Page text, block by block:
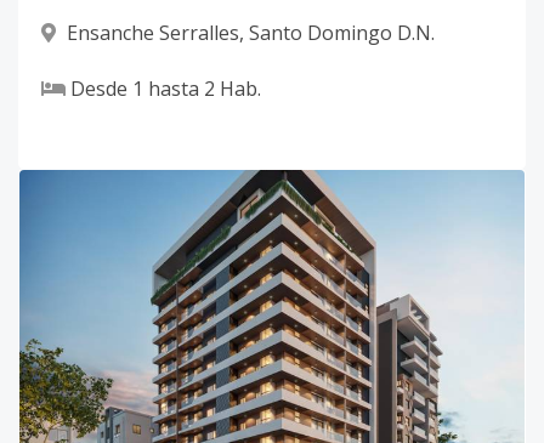
Ensanche Serralles, Santo Domingo D.N.
Desde 1 hasta 2 Hab.